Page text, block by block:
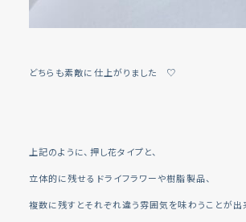
どちらも素敵に仕上がりました ♡
上記のように、押し花タイプと、
立体的に残せるドライフラワーや樹脂製品、
複数に残すとそれぞれ違う雰囲気を味わうことが